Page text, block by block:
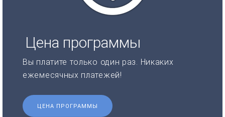
Цена программы
Вы платите только один раз. Никаких
ежемесячных платежей!
ЦЕНА ПРОГРАММЫ